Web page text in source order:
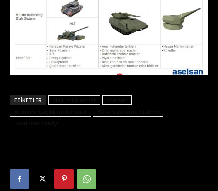
ETIKETLER